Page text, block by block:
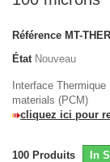
Référence MT-
État Nouveau
Interface
materials (PCM)
cliquez ici pour
100 Produits In